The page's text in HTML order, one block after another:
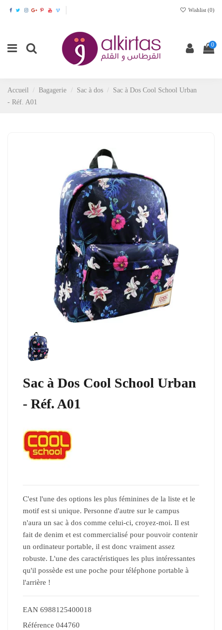
Wishlist (0)
0
Accueil Bagagerie Sac à dos
Sac à Dos Cool School Urban
- Réf. A01
Sac à Dos Cool School Urban
- Réf. A01
C'est l'une des options les plus féminines de la liste et le
motif est si unique. Personne d'autre sur le campus
n'aura un sac à dos comme celui-ci, croyez-moi. Il est
fait de denim et est commercialisé pour pouvoir contenir
un ordinateur portable, il est donc vraiment assez
robuste. L'une des caractéristiques les plus intéressantes
qu'il possède est une poche pour téléphone portable à
l'arrière !
EAN 6988125400018
Référence 044760